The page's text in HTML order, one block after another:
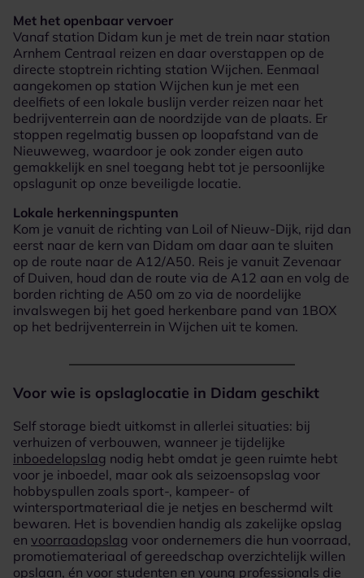
Met het openbaar vervoer
Vanaf station Didam kun je met de trein naar station
Arnhem Centraal reizen en daar overstappen op de
directe stoptrein richting station Wijchen. Eenmaal
aangekomen op station Wijchen kun je met een
deelfiets of een lokale buslijn verder reizen naar het
bedrijventerrein aan de noordzijde van de plaats. Er
stoppen regelmatig bussen op loopafstand van de
Nieuweweg, waardoor je ook zonder eigen auto
gemakkelijk en snel toegang hebt tot je persoonlijke
opslagunit op onze beveiligde locatie.
Lokale herkenningspunten
Kom je vanuit de richting van Loil of Nieuw-Dijk, rijd dan
eerst naar de kern van Didam om daar aan te sluiten
op de route naar de A12/A50. Reis je vanuit Zevenaar
of Duiven, houd dan de route via de A12 aan en volg de
borden richting de A50 om zo via de noordelijke
invalswegen bij het goed herkenbare pand van 1BOX
op het bedrijventerrein in Wijchen uit te komen.
Voor wie is opslaglocatie in Didam geschikt
Self storage biedt uitkomst in allerlei situaties: bij
verhuizen of verbouwen, wanneer je tijdelijke
inboedelopslag nodig hebt omdat je geen ruimte hebt
voor je inboedel, maar ook als seizoensopslag voor
hobbyspullen zoals sport-, kampeer- of
wintersportmateriaal die je netjes en beschermd wilt
bewaren. Het is bovendien handig als zakelijke opslag
en voorraadopslag voor ondernemers die hun voorraad,
promotiemateriaal of gereedschap overzichtelijk willen
opslaan, én voor studenten en young professionals die